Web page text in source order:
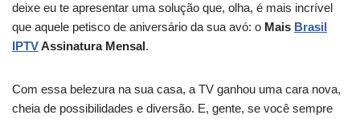
deixe eu te apresentar uma solução que, olha, é mais incrível
que aquele petisco de aniversário da sua avó: o Mais Brasil
IPTVAssinatura Mensal.
Com essa belezura na sua casa, a TV ganhou uma cara nova,
cheia de possibilidades e diversão. E, gente, se você sempre